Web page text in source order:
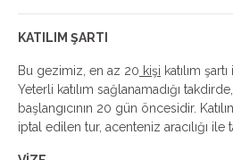
KATILIM ŞARTI
Bu gezimiz, en az 20 kişi katılım
Yeterli katılım sağlanamadığı
başlangıcının 20 gün öncesidir.
iptal edilen tur, acenteniz aracılığı ile